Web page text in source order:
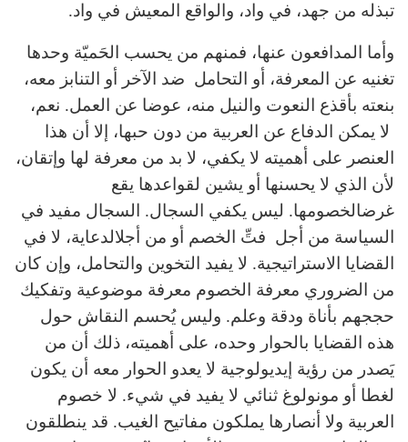
تبذله من جهد، في واد، والواقع المعيش في واد.
وأما المدافعون عنها، فمنهم من يحسب الحَميّة وحدها
تغنيه عن المعرفة، أو التحامل ضد الآخر أو التنابز معه،
بنعته بأقذع النعوت والنيل منه، عوضا عن العمل. نعم،
لا يمكن الدفاع عن العربية من دون حبها، إلا أن هذا
العنصر على أهميته لا يكفي، لا بد من معرفة لها وإتقان،
لأن الذي لا يحسنها أو يشين لقواعدها يقع
غرضالخصومها. ليس يكفي السجال. السجال مفيد في
السياسة من أجل فتِّ الخصم أو من أجلالدعاية، لا في
القضايا الاستراتيجية. لا يفيد التخوين والتحامل، وإن كان
من الضروري معرفة الخصوم معرفة موضوعية وتفكيك
حججهم بأناة ودقة وعلم. وليس يُحسم النقاش حول
هذه القضايا بالحوار وحده، على أهميته، ذلك أن من
يَصدر من رؤية إيديولوجية لا يعدو الحوار معه أن يكون
لغطا أو مونولوغ ثنائي لا يفيد في شيء. لا خصوم
العربية ولا أنصارها يملكون مفاتيح الغيب. قد ينطلقون